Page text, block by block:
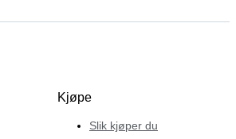
Kjøpe
Slik kjøper du